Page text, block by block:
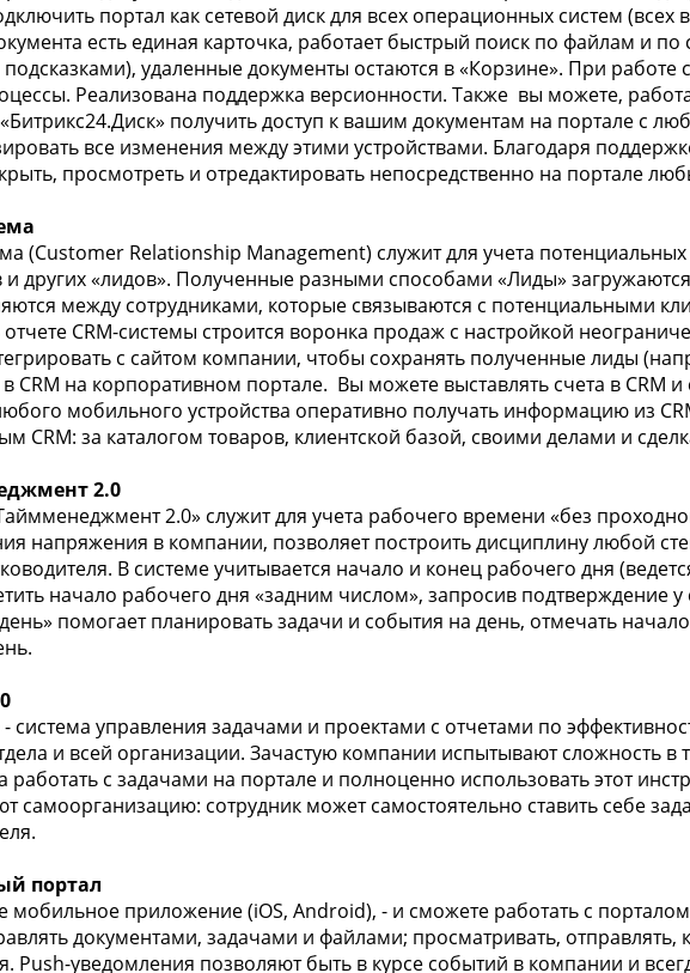
портал как сетевой диск для всех операционных систем (всех
есть единая карточка, работает быстрый поиск по файлам и
удаленные документы остаются в «Корзине». При
Реализована поддержка версионности. Также вы можете,
получить доступ к вашим документам на портале с
все изменения между этими устройствами. Благодаря
просмотреть и отредактировать непосредственно на портале
(Customer Relationship Management) служит для учета
и других «лидов». Полученные разными способами «Лиды» загружаются
между сотрудниками, которые связываются с потенциальными
CRM-системы строится воронка продаж с настройкой
с сайтом компании, чтобы сохранять полученные лиды
CRM на корпоративном портале. Вы можете выставлять счета в CRM и
мобильного устройства оперативно получать информацию из
CRM: за каталогом товаров, клиентской базой, своими делами и
2.0
2.0» служит для учета рабочего времени «без
напряжения в компании, позволяет построить дисциплину любой
В системе учитывается начало и конец рабочего дня
начало рабочего дня «задним числом», запросив подтверждение
помогает планировать задачи и события на день, отмечать
система управления задачами и проектами с отчетами по
и всей организации. Зачастую компании испытывают сложность в
работать с задачами на портале и полноценно использовать этот
самоорганизацию: сотрудник может самостоятельно ставить себе
портал
мобильное приложение (iOS, Android), - и сможете работать с
документами, задачами и файлами; просматривать, отправлять,
Push-уведомления позволяют быть в курсе событий в компании и